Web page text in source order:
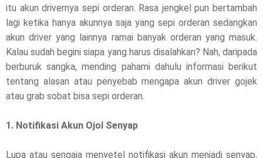
itu akun drivernya sepi orderan. Rasa jengkel pun bertambah
lagi ketika hanya akunnya saja yang sepi orderan sedangkan
akun driver yang lainnya ramai banyak orderan yang masuk.
Kalau sudah begini siapa yang harus disalahkan? Nah, daripada
berburuk sangka, mending pahami dahulu informasi berikut
tentang alasan atau penyebab mengapa akun driver gojek
atau grab sobat bisa sepi orderan.
1. Notifikasi Akun Ojol Senyap
Lupa atau sengaja menyetel notifikasi akun menjadi senyap,